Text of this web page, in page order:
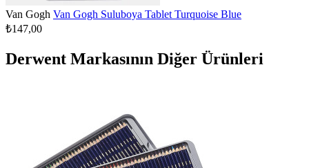
Van Gogh Van Gogh Suluboya Tablet Turquoise Blue
₺147,00
Derwent Markasının Diğer Ürünleri